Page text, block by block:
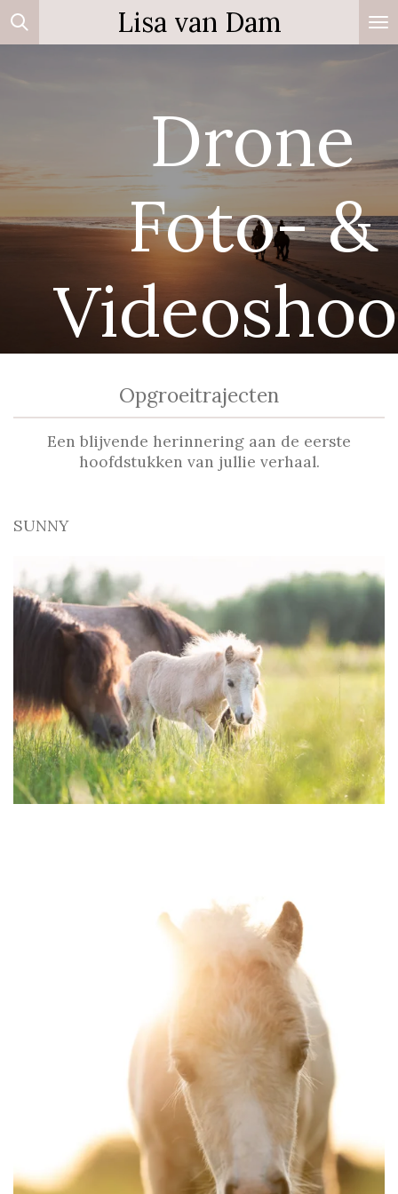
Ga
direct
Lisa van Dam
Drone
Foto- &
Opgroeitrajecten
Een blijvende herinnering aan de eerste
hoofdstukken van jullie verhaal.
SUNNY